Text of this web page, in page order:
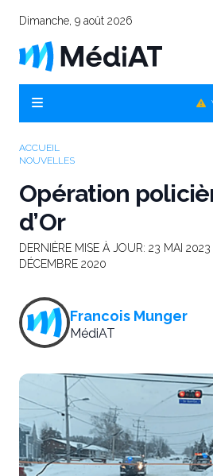
Dimanche, 9 août 2026
ACCUEIL
NOUVELLES
Opération
d’Or
DERNIÈRE MISE À JOUR: 23 MAI 2023
DÉCEMBRE 2020
Francois Munger
MédiAT